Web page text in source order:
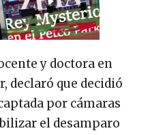
y doctora en
declaró que decidió
por cámaras
el desamparo